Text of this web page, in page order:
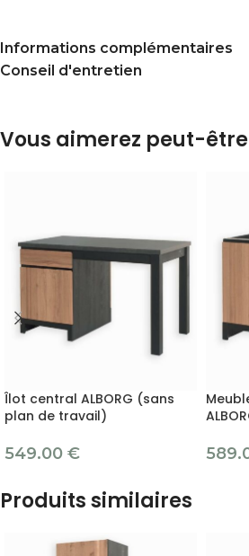
Informations complémentaires
Conseil d'entretien
Vous aimerez peut-
Îlot central ALBORG (sans
plan de travail)
549.00 €
Produits similaires